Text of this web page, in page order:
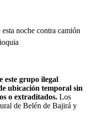
noche contra camión
este grupo ilegal
ubicación temporal sin
o extraditados. Los
de Belén de Bajirá y